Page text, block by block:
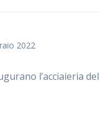
2022
l’acciaieria del